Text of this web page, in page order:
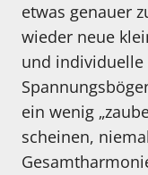
etwas genauer
wieder neue
und
ein wenig
scheinen,